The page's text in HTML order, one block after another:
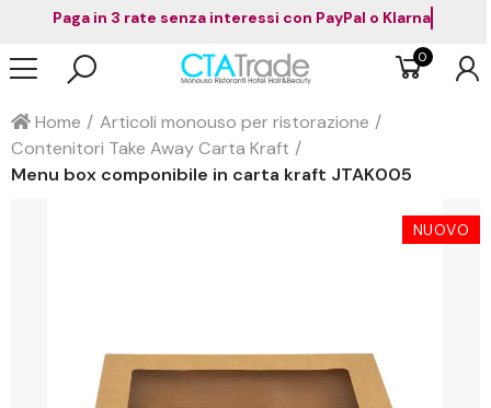
Paga in 3 rate senza interessi con PayPal o Klarna
0
Home
Articoli monouso per ristorazione
Contenitori Take Away Carta Kraft
Menu box componibile in carta kraft JTAK005
NUOVO